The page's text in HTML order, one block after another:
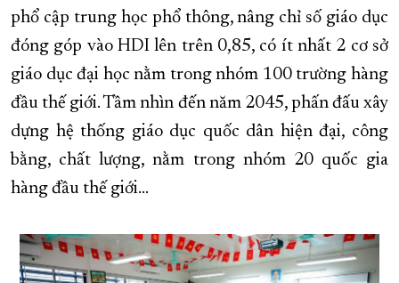
phổ cập trung học phổ thông, nâng chỉ số giáo dục
đóng góp vào HDI lên trên 0,85, có ít nhất 2 cơ sở
giáo dục đại học nằm trong nhóm 100 trường hàng
đầu thế giới. Tầm nhìn đến năm 2045, phấn đấu xây
dựng hệ thống giáo dục quốc dân hiện đại, công
bằng, chất lượng, nằm trong nhóm 20 quốc gia
hàng đầu thế giới...